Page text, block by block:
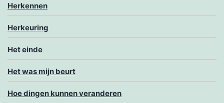
Herkennen
Herkeuring
Het einde
Het was mijn beurt
Hoe dingen kunnen veranderen